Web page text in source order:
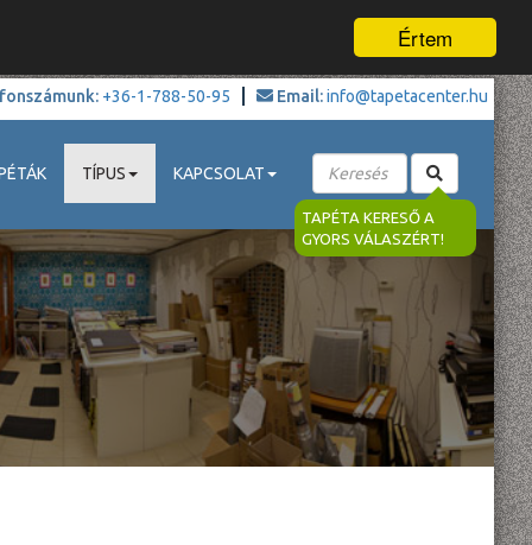
Értem
+36-1-788-50-95 Email:info@tapetacenter.hu
TÍPUS KAPCSOLAT
TAPÉTA KERESŐ A
GYORS VÁLASZÉRT!